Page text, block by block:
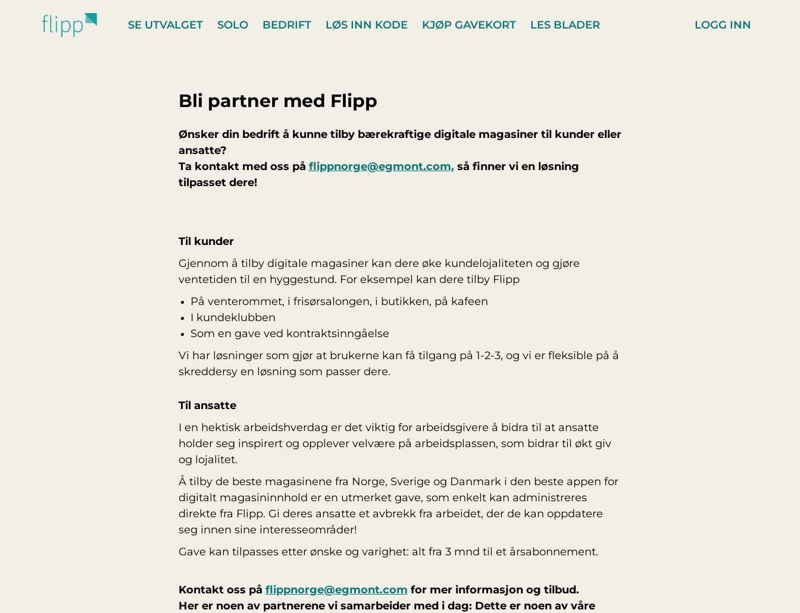
SE UTVALGET SOLO BEDRIFT LØS INN KODE KJØP GAVEKORT LES BLADER LOGG INN
Bli partner med Flipp
Ønsker din bedrift å kunne tilby bærekraftige digitale magasiner til kunder eller
ansatte?
Ta kontakt med oss på flippnorge@egmont.com, så finner vi en løsning
tilpasset dere!
Til kunder
Gjennom å tilby digitale magasiner kan dere øke kundelojaliteten og gjøre
ventetiden til en hyggestund. For eksempel kan dere tilby Flipp
På venterommet, i frisørsalongen, i butikken, på kafeen
I kundeklubben
Som en gave ved kontraktsinngåelse
Vi har løsninger som gjør at brukerne kan få tilgang på 1-2-3, og vi er fleksible på å
skreddersy en løsning som passer dere.
Til ansatte
I en hektisk arbeidshverdag er det viktig for arbeidsgivere å bidra til at ansatte
holder seg inspirert og opplever velvære på arbeidsplassen, som bidrar til økt giv
og lojalitet.
Å tilby de beste magasinene fra Norge, Sverige og Danmark i den beste appen for
digitalt magasininnhold er en utmerket gave, som enkelt kan administreres
direkte fra Flipp. Gi deres ansatte et avbrekk fra arbeidet, der de kan oppdatere
seg innen sine interesseområder!
Gave kan tilpasses etter ønske og varighet: alt fra 3 mnd til et årsabonnement.
Kontakt oss på flippnorge@egmont.com for mer informasjon og tilbud.
Her er noen av partnerene vi samarbeider med i dag: Dette er noen av våre